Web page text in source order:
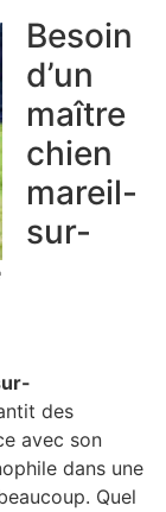
Besoin
d’un
maître
chien
mareil-
sur-
des
avec son
dans une
Quel